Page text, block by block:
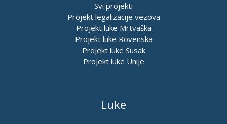
Svi projekti
Projekt legalizacije vezova
Projekt luke Mrtvaška
Projekt luke Rovenska
Projekt luke Susak
Projekt luke Unije
Luke